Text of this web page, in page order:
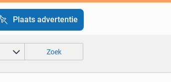
Plaats advertentie
Zoek